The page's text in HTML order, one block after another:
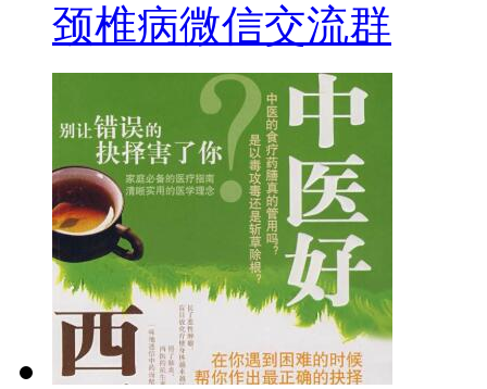
颈椎病微信交流群